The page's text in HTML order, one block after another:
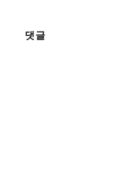
댓글